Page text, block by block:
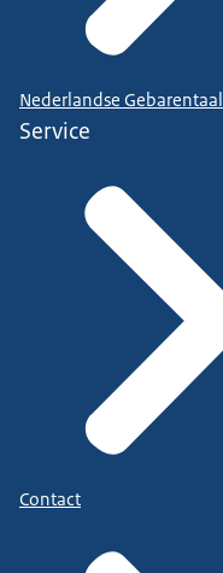
Nederlandse Gebarentaal
Service
Contact